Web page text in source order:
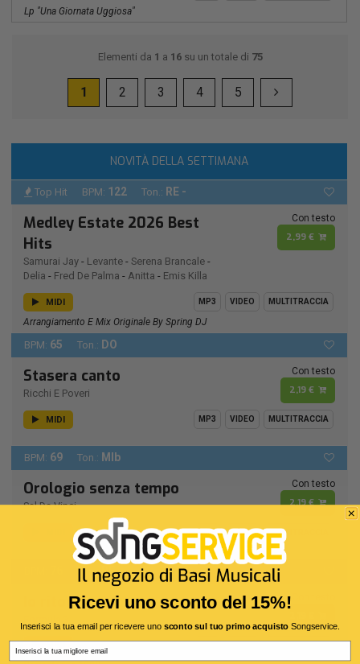
Lp "una Giornata Uggiosa"
Elementi da 1 a 16su un totale di 75
1 2 3 4 5
NOVITÀ DELLA SETTIMANA
Top Hit BPM: 122 Ton.: RE -
Medley Estate 2026 Best
Hits
Samurai Jay - Levante - Serena Brancale -
Delia - Fred De Palma - Anitta - Emis Killa
Con testo
2,99 €
MIDI MP3 VIDEO MULTITRACCIA
Arrangiamento E Mix Originale By Spring DJ
BPM: 65 Ton.: DO
Stasera canto
Ricchi E Poveri
Con testo
2,19 €
MIDI MP3 VIDEO MULTITRACCIA
BPM: 69 Ton.: MIb
Orologio senza tempo
Sal Da Vinci
Con testo
2,19 €
MP3 VIDEO MULTITRACCIA
Ton.: RE -
Io ritorno solo
Ricevi uno sconto del 15%!
Inserisci la tua email per ricevere uno sconto sul tuo primo acquistoSongservice.